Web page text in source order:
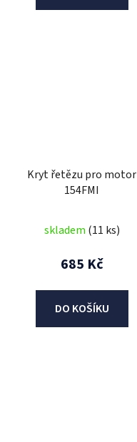
Kryt řetězu pro motor
154FMI
skladem (11 ks)
685 Kč
DO KOŠÍKU